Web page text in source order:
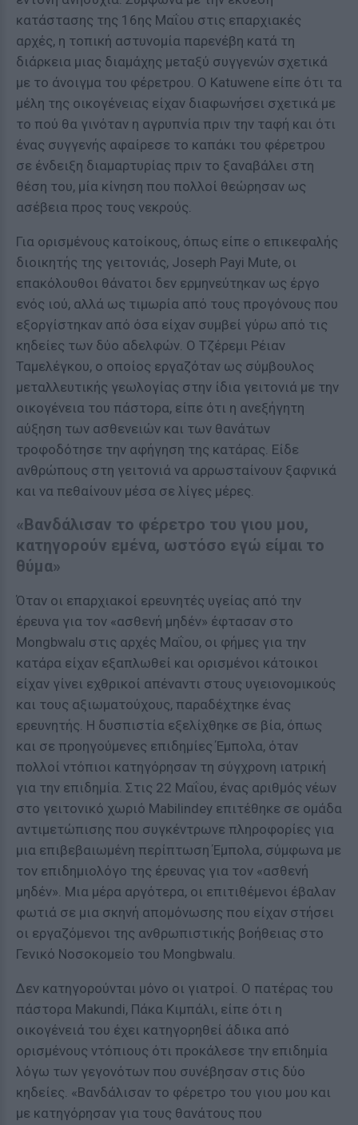
κατάστασης της 16ης Μαΐου στις επαρχιακές
αρχές, η τοπική αστυνομία παρενέβη κατά τη
διάρκεια μιας διαμάχης μεταξύ συγγενών σχετικά
με το άνοιγμα του φέρετρου. Ο Katuwene είπε ότι τα
μέλη της οικογένειας είχαν διαφωνήσει σχετικά με
το πού θα γινόταν η αγρυπνία πριν την ταφή και ότι
ένας συγγενής αφαίρεσε το καπάκι του φέρετρου
σε ένδειξη διαμαρτυρίας πριν το ξαναβάλει στη
θέση του, μία κίνηση που πολλοί θεώρησαν ως
ασέβεια προς τους νεκρούς.
Για ορισμένους κατοίκους, όπως είπε ο επικεφαλής
διοικητής της γειτονιάς, Joseph Payi Mute, οι
επακόλουθοι θάνατοι δεν ερμηνεύτηκαν ως έργο
ενός ιού, αλλά ως τιμωρία από τους προγόνους που
εξοργίστηκαν από όσα είχαν συμβεί γύρω από τις
κηδείες των δύο αδελφών. Ο Τζέρεμι Ρέιαν
Ταμελέγκου, ο οποίος εργαζόταν ως σύμβουλος
μεταλλευτικής γεωλογίας στην ίδια γειτονιά με την
οικογένεια του πάστορα, είπε ότι η ανεξήγητη
αύξηση των ασθενειών και των θανάτων
τροφοδότησε την αφήγηση της κατάρας. Είδε
ανθρώπους στη γειτονιά να αρρωσταίνουν ξαφνικά
και να πεθαίνουν μέσα σε λίγες μέρες.
«Βανδάλισαν το φέρετρο του γιου μου,
κατηγορούν εμένα, ωστόσο εγώ είμαι το
θύμα»
Όταν οι επαρχιακοί ερευνητές υγείας από την
έρευνα για τον «ασθενή μηδέν» έφτασαν στο
Mongbwalu στις αρχές Μαΐου, οι φήμες για την
κατάρα είχαν εξαπλωθεί και ορισμένοι κάτοικοι
είχαν γίνει εχθρικοί απέναντι στους υγειονομικούς
και τους αξιωματούχους, παραδέχτηκε ένας
ερευνητής. Η δυσπιστία εξελίχθηκε σε βία, όπως
και σε προηγούμενες επιδημίες Έμπολα, όταν
πολλοί ντόπιοι κατηγόρησαν τη σύγχρονη ιατρική
για την επιδημία. Στις 22 Μαΐου, ένας αριθμός νέων
στο γειτονικό χωριό Mabilindey επιτέθηκε σε ομάδα
αντιμετώπισης που συγκέντρωνε πληροφορίες για
μια επιβεβαιωμένη περίπτωση Έμπολα, σύμφωνα με
τον επιδημιολόγο της έρευνας για τον «ασθενή
μηδέν». Μια μέρα αργότερα, οι επιτιθέμενοι έβαλαν
φωτιά σε μια σκηνή απομόνωσης που είχαν στήσει
οι εργαζόμενοι της ανθρωπιστικής βοήθειας στο
Γενικό Νοσοκομείο του Mongbwalu.
Δεν κατηγορούνται μόνο οι γιατροί. Ο πατέρας του
πάστορα Makundi, Πάκα Κιμπάλι, είπε ότι η
οικογένειά του έχει κατηγορηθεί άδικα από
ορισμένους ντόπιους ότι προκάλεσε την επιδημία
λόγω των γεγονότων που συνέβησαν στις δύο
κηδείες. «Βανδάλισαν το φέρετρο του γιου μου και
με κατηγόρησαν για τους θανάτους που